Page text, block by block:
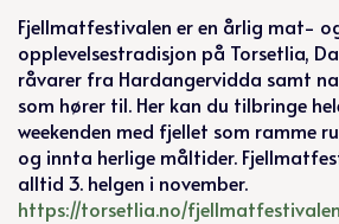
Fjellmatfestivalen er en årlig mat-
opplevelsestradisjon på Torsetlia,
råvarer fra Hardangervidda samt
som hører til. Her kan du tilbringe
weekenden med fjellet som ramme
og innta herlige måltider.
alltid 3. helgen i november.
https://torsetlia.no/